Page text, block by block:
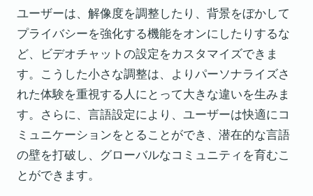
ユーザーは、解像度を調整したり、背景をぼかして
プライバシーを強化する機能をオンにしたりするな
ど、ビデオチャットの設定をカスタマイズできま
す。こうした小さな調整は、よりパーソナライズさ
れた体験を重視する人にとって大きな違いを生みま
す。さらに、言語設定により、ユーザーは快適にコ
ミュニケーションをとることができ、潜在的な言語
の壁を打破し、グローバルなコミュニティを育むこ
とができます。